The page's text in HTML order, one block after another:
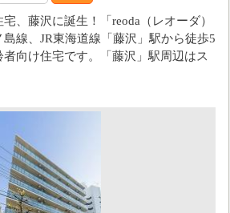
、藤沢に誕生！「reoda（レオーダ）
線、JR東海道線「藤沢」駅から徒歩5
向け住宅です。「藤沢」駅周辺はス